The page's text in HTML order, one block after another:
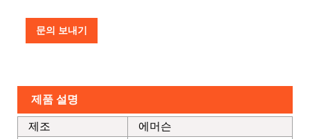
문의 보내기
제품 설명
제조
에머슨